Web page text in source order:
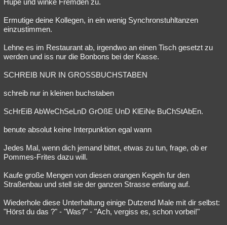
Hupe und winke Fremden zu.
Ermutige deine Kollegen, in ein wenig Synchronstuhltanzen
einzustimmen.
Lehne es im Restaurant ab, irgendwo an einen Tisch gesetzt zu
werden und iss nur die Bonbons bei der Kasse.
SCHREIB NUR IN GROSSBUCHSTABEN
schreib nur in kleinen buchstaben
ScHrEiB AbWeChSeLnD GrOßE UnD KlEiNe BuChStAbEn.
benute absolut keine Interpunktion egal wann
Jedes Mal, wenn dich jemand bittet, etwas zu tun, frage, ob er
Pommes-Frites dazu will.
Kaufe große Mengen von diesen orangen Kegeln fur den
Straßenbau und stell sie der ganzen Strasse entlang auf.
Wiederhole diese Unterhaltung einige Dutzend Male mit dir selbst:
"Hörst du das ?" - "Was?" - "Ach, vergiss es, schon vorbei!"